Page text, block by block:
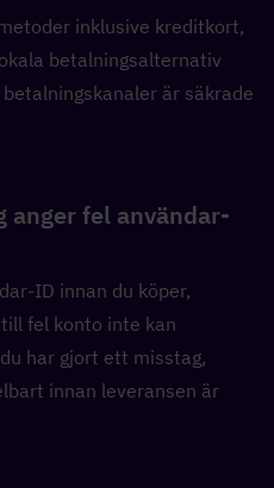
inklusive kreditkort,
betalningsalternativ
är säkrade
anger fel användar-
ID innan du köper,
fel konto inte kan
har gjort ett misstag,
innan leveransen är